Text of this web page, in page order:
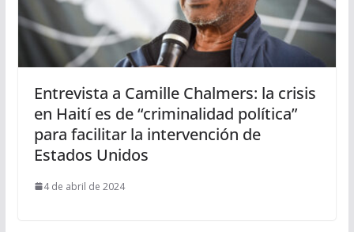
Entrevista a Camille Chalmers: la crisis
en Haití es de “criminalidad política”
para facilitar la intervención de
Estados Unidos
4 de abril de 2024